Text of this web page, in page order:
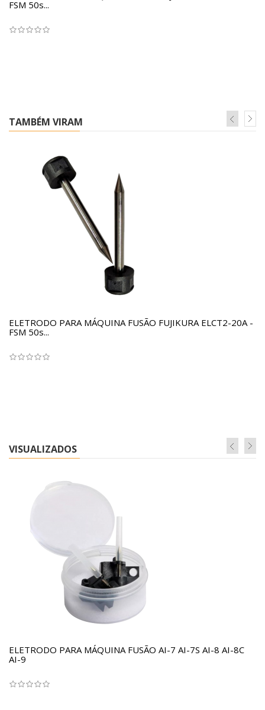
FSM 50s...
TAMBÉM VIRAM
ELETRODO PARA MÁQUINA FUSÃO FUJIKURA ELCT2-20A -
FSM 50s...
VISUALIZADOS
ELETRODO PARA MÁQUINA FUSÃO AI-7 AI-7S AI-8 AI-8C
AI-9